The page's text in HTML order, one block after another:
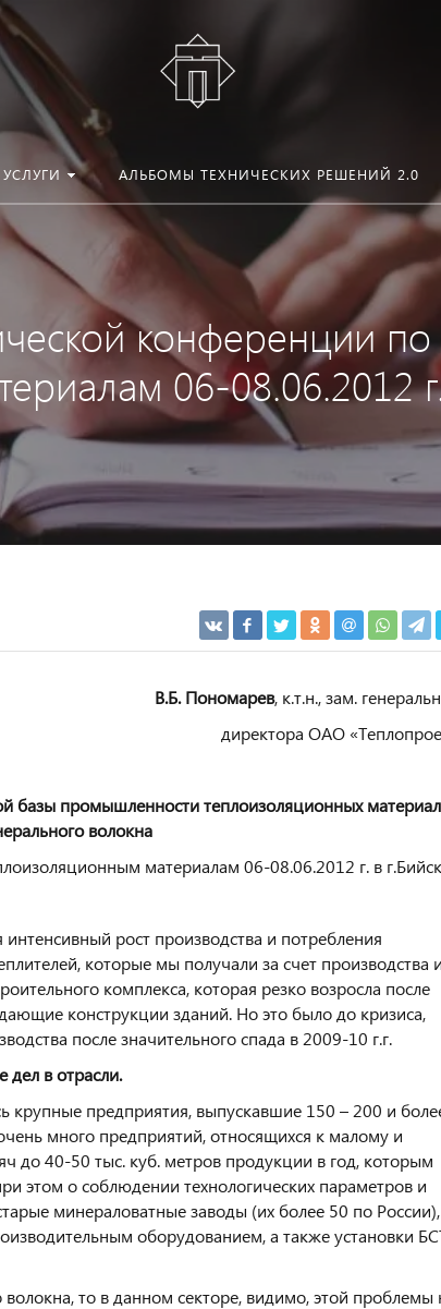
АЛЬБОМЫ ТЕХНИЧЕСКИХ РЕШЕНИЙ 2.0
конференции по
06-08.06.2012
В.Б. Пономарев, к.т.н., зам.
директора ОАО
базы промышленности теплоизоляционных
волокна
материалам 06-08.06.2012 г. в
рост производства и потребления
которые мы получали за счет производства и
комплекса, которая резко возросла после
конструкции зданий. Но это было до кризиса,
после значительного спада в 2009-10 г.г.
дел в отрасли.
крупные предприятия, выпускавшие 150 – 200 и
много предприятий, относящихся к малому и
до 40-50 тыс. куб. метров продукции в год, которым
этом о соблюдении технологических параметров и
минераловатные заводы (их более 50 по России),
оборудованием, а также установки
то в данном секторе, видимо, этой проблемы